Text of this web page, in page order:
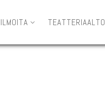
ILMOITA TEATTERIAALTO